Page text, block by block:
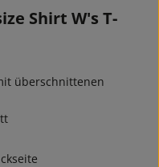
Shirt W's T-
überschnittenen